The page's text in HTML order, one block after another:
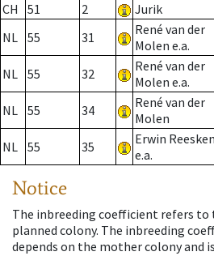
CH
51 2 Jurik
NL 55 31
René van der
Molen e.a.
NL 55 32
René van der
Molen e.a.
NL 55 34
René van der
Molen
NL 55 35
Erwin
e.a.
Notice
The inbreeding coefficient refers to
planned colony. The inbreeding
depends on the mother colony and